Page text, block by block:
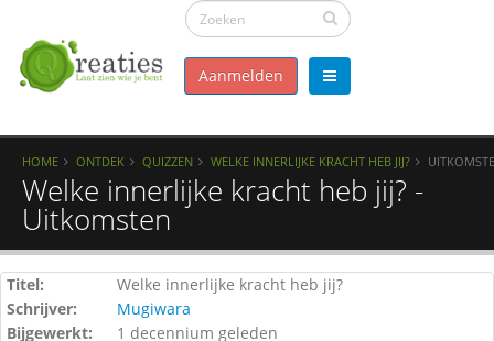
Aanmelden
HOME ONTDEK QUIZZEN WELKE INNERLIJKE KRACHT HEB JIJ?
Welke innerlijke kracht heb jij? -
Uitkomsten
Titel:
Welke innerlijke kracht heb jij?
Schrijver:
Mugiwara
Bijgewerkt:
1 decennium geleden